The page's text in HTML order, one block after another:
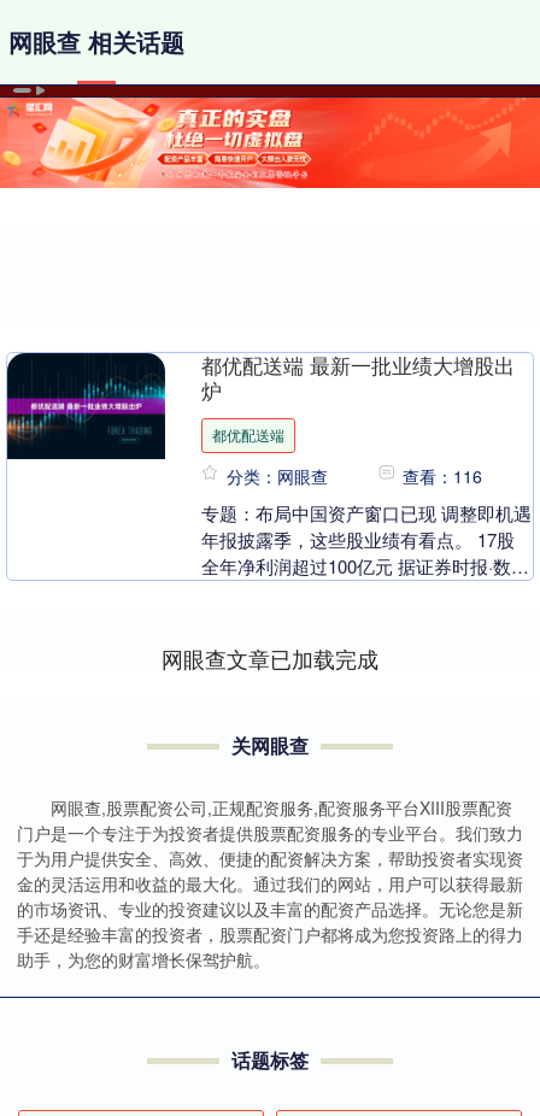
网眼查 相关话题
都优配送端 最新一批业绩大增股出
炉
都优配送端
分类：网眼查 查看：116
专题：布局中国资产窗口已现 调整即机遇
年报披露季，这些股业绩有看点。 17股
全年净利润超过100亿元 据证券时报·数据
网眼查文章已加载完成
关网眼查
网眼查,股票配资公司,正规配资服务,配资服务平台XIII‌股票配资
门户是一个专注于为投资者提供股票配资服务的专业平台。我们致力
于为用户提供安全、高效、便捷的配资解决方案，帮助投资者实现资
金的灵活运用和收益的最大化。通过我们的网站，用户可以获得最新
的市场资讯、专业的投资建议以及丰富的配资产品选择。无论您是新
手还是经验丰富的投资者，股票配资门户都将成为您投资路上的得力
助手，为您的财富增长保驾护航。
话题标签